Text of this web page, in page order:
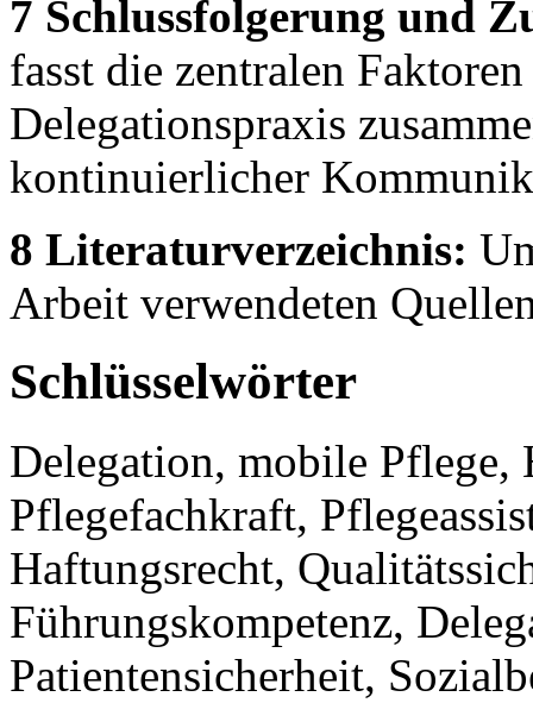
7 Schlussfolgerung und
fasst die zentralen
Delegationspraxis
kontinuierlicher
8 Literaturverzeichnis:
Arbeit verwendeten
Schlüsselwörter
Delegation, mobile Pflege,
Pflegefachkraft,
Haftungsrecht,
Führungskompetenz,
Patientensicherheit,